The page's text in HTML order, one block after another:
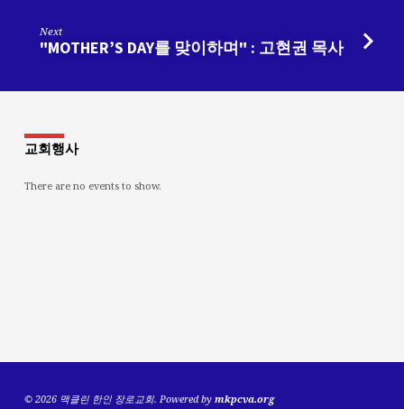
Next
"MOTHER’S DAY를 맞이하며" : 고현권 목사
교회행사
There are no events to show.
© 2026 맥클린 한인 장로교회. Powered by mkpcva.org